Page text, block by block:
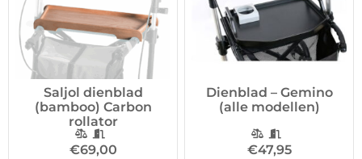
Saljol dienblad
(bamboo) Carbon
rollator
€69,00
Dienblad – Gemino
(alle modellen)
€47,95